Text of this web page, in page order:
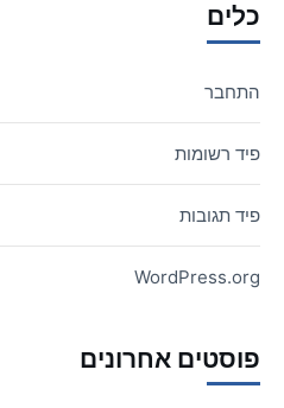
כלים
התחבר
פיד רשומות
פיד תגובות
WordPress.org
פוסטים אחרונים